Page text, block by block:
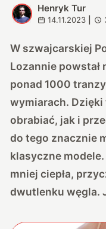
H
Henryk Tur
14.11.2023
W szwajcarskiej
Lozannie powstał
ponad 1000
wymiarach.
obrabiać, jak i
do tego znacznie
klasyczne
mniej ciepła,
dwutlenku węgla.